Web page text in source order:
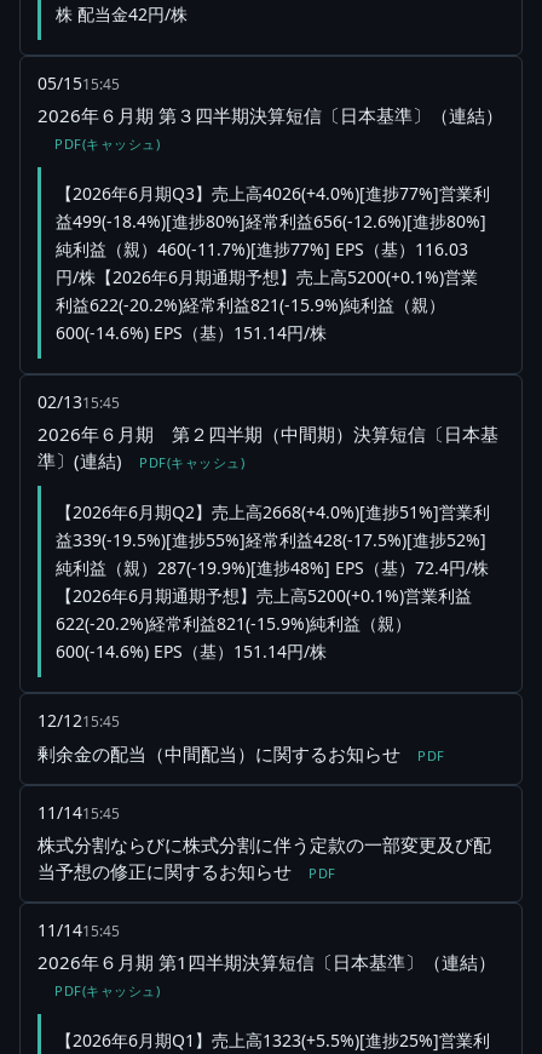
株 配当金42円/株
05/1515:45
2026年６月期 第３四半期決算短信〔日本基準〕（連結）
PDF(キャッシュ)
【2026年6月期Q3】売上高4026(+4.0%)[進捗77%]営業利
益499(-18.4%)[進捗80%]経常利益656(-12.6%)[進捗80%]
純利益（親）460(-11.7%)[進捗77%] EPS（基）116.03
円/株【2026年6月期通期予想】売上高5200(+0.1%)営業
利益622(-20.2%)経常利益821(-15.9%)純利益（親）
600(-14.6%) EPS（基）151.14円/株
02/1315:45
2026年６月期 第２四半期（中間期）決算短信〔日本基
準〕(連結)
PDF(キャッシュ)
【2026年6月期Q2】売上高2668(+4.0%)[進捗51%]営業利
益339(-19.5%)[進捗55%]経常利益428(-17.5%)[進捗52%]
純利益（親）287(-19.9%)[進捗48%] EPS（基）72.4円/株
【2026年6月期通期予想】売上高5200(+0.1%)営業利益
622(-20.2%)経常利益821(-15.9%)純利益（親）
600(-14.6%) EPS（基）151.14円/株
12/1215:45
剰余金の配当（中間配当）に関するお知らせ PDF
11/1415:45
株式分割ならびに株式分割に伴う定款の一部変更及び配
当予想の修正に関するお知らせ
PDF
11/1415:45
2026年６月期 第1四半期決算短信〔日本基準〕（連結）
PDF(キャッシュ)
【2026年6月期Q1】売上高1323(+5.5%)[進捗25%]営業利